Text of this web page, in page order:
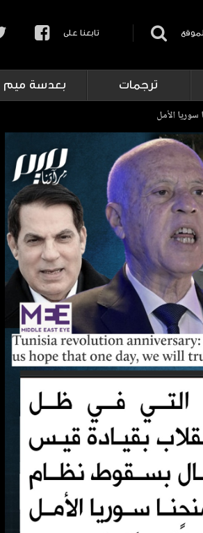
تابعنا على
ترجمات بعدسة ميم
الأمل